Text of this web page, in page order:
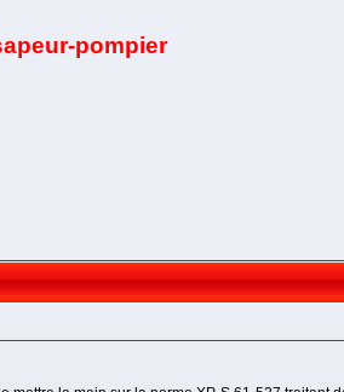
pompier